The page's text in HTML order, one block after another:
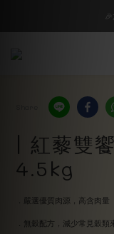
| 紅藜雙
4.5kg
．嚴選優質肉源，高含肉量
．無穀配方，減少常見穀類